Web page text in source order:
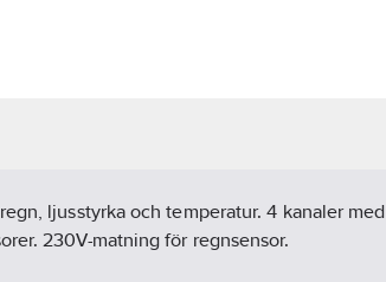
ljusstyrka och temperatur. 4 kanaler med
230V-matning för regnsensor.